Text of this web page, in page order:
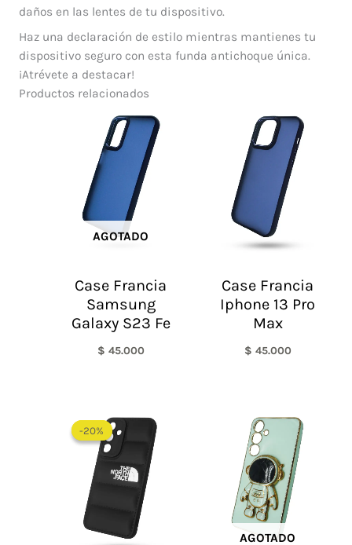
daños en las lentes de tu dispositivo.
Haz una declaración de estilo mientras mantienes tu
dispositivo seguro con esta funda antichoque única.
¡Atrévete a destacar!
Productos relacionados
AGOTADO
Case Francia
Samsung
Galaxy S23 Fe
$ 45.000
Case Francia
Iphone 13 Pro
Max
$ 45.000
-20%
-20%
precio
original
era:
$ 60.000.
AGOTADO